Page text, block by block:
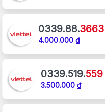
0339.88.3663
4.000.000 ₫
0339.519.559
3.500.000 ₫